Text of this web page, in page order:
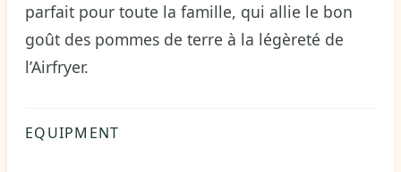
parfait pour toute la famille, qui allie le bon
goût des pommes de terre à la légèreté de
l’Airfryer.
EQUIPMENT